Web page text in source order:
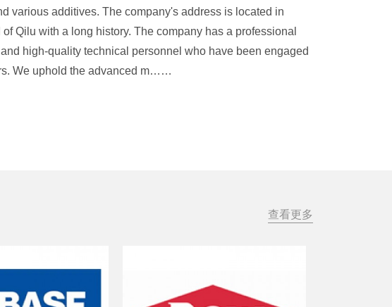
various additives. The company's address is located in
Qilu with a long history. The company has a professional
high-quality technical personnel who have been engaged
We uphold the advanced m……
查看更多